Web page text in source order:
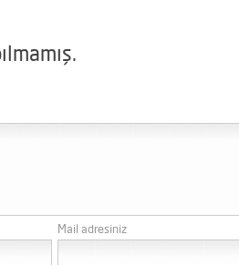
Mail adresiniz